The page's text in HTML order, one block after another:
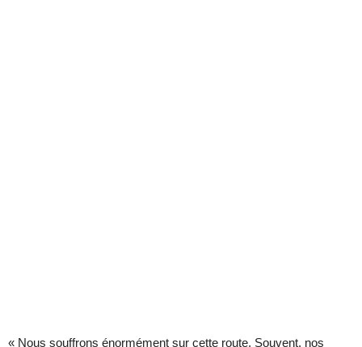
« Nous souffrons énormément sur cette route. Souvent, nos